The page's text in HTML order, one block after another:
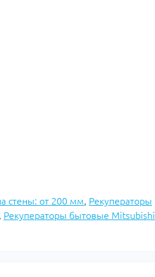
стены: от 200 мм, Рекуператоры
, Рекуператоры бытовые Mitsubishi